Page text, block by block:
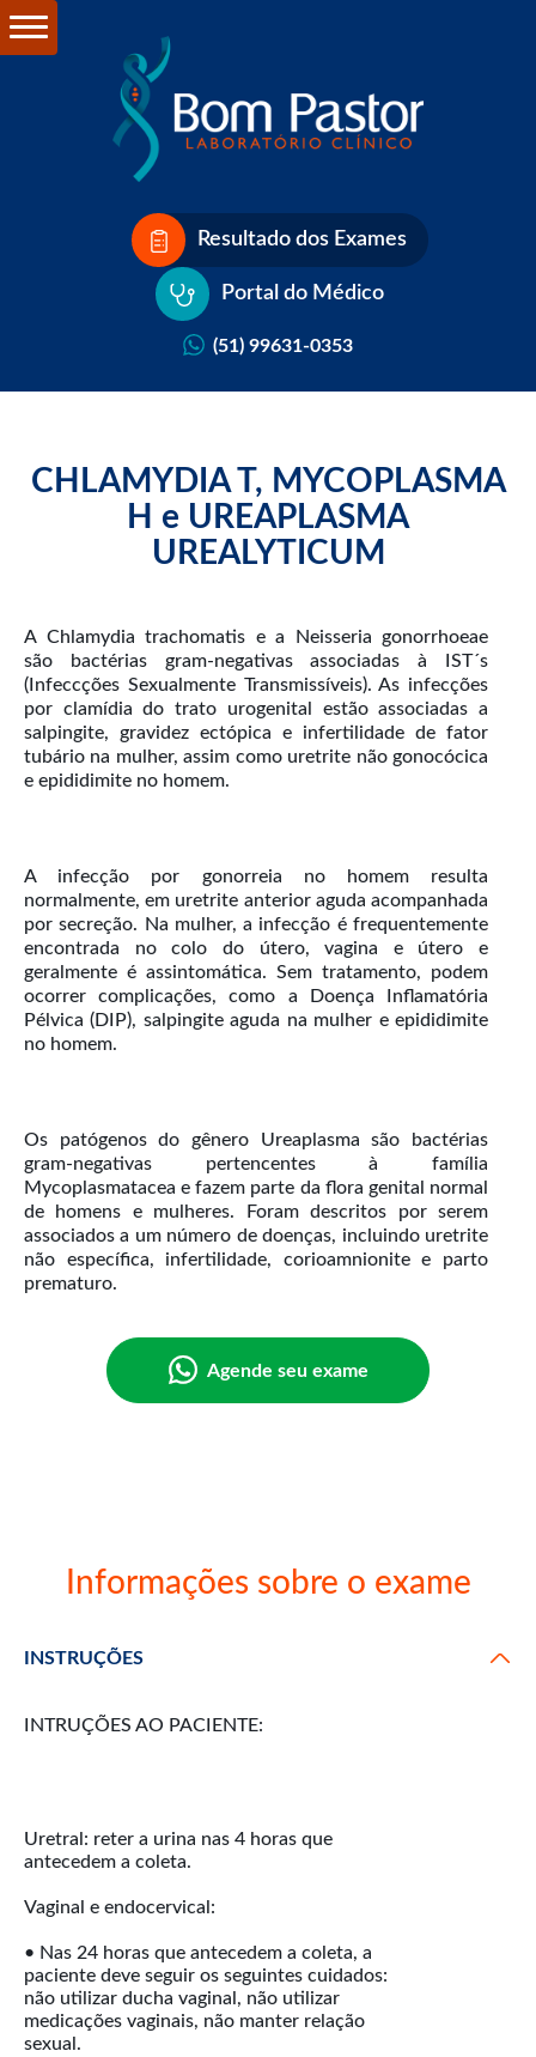
Resultado dos Exames
Portal do Médico
(51) 99631-0353
CHLAMYDIA T, MYCOPLASMA
H e UREAPLASMA
UREALYTICUM
A Chlamydia trachomatis e a Neisseria gonorrhoeae
são bactérias gram-negativas associadas à IST´s
(Infeccções Sexualmente Transmissíveis). As infecções
por clamídia do trato urogenital estão associadas a
salpingite, gravidez ectópica e infertilidade de fator
tubário na mulher, assim como uretrite não gonocócica
A infecção por gonorreia no homem resulta
normalmente, em uretrite anterior aguda acompanhada
por secreção. Na mulher, a infecção é frequentemente
encontrada no colo do útero, vagina e útero e
geralmente é assintomática. Sem tratamento, podem
ocorrer complicações, como a Doença Inflamatória
Pélvica (DIP), salpingite aguda na mulher e epididimite
Os patógenos do gênero Ureaplasma são bactérias
gram-negativas pertencentes à família
Mycoplasmatacea e fazem parte da flora genital normal
de homens e mulheres. Foram descritos por serem
associados a um número de doenças, incluindo uretrite
não específica, infertilidade, corioamnionite e parto
prematuro.
Agende seu exame
Informações sobre o exame
INSTRUÇÕES
INTRUÇÕES AO PACIENTE:
Uretral: reter a urina nas 4 horas que
antecedem a coleta.
Vaginal e endocervical:
• Nas 24 horas que antecedem a coleta, a
paciente deve seguir os seguintes cuidados:
não utilizar ducha vaginal, não utilizar
medicações vaginais, não manter relação
sexual.